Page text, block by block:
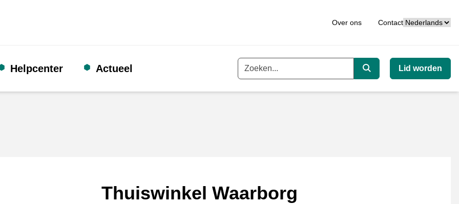
Over ons ContactTaal
Helpcenter Actueel Trefwoord
Zoeken
Lid worden
Thuiswinkel Waarborg